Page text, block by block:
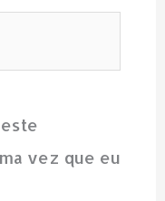
vez que eu